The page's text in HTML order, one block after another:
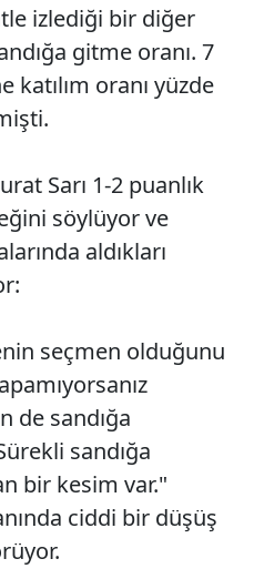
izlediği bir diğer
gitme oranı. 7
katılım oranı yüzde
Sarı 1-2 puanlık
söylüyor ve
aldıkları
seçmen olduğunu
de sandığa
sandığa
bir kesim var."
ciddi bir düşüş